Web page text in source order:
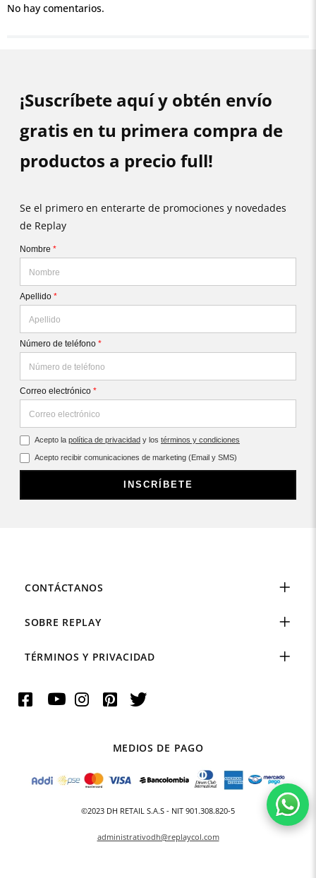
No hay comentarios.
¡Suscríbete aquí y obtén envío
gratis en tu primera compra de
productos a precio full!
Se el primero en enterarte de promociones y novedades
de Replay
Nombre *
Apellido *
Número de teléfono *
Correo electrónico *
Acepto la política de privacidad y los términos y condiciones
Acepto recibir comunicaciones de marketing (Email y SMS)
INSCRÍBETE
CONTÁCTANOS
SOBRE REPLAY
TÉRMINOS Y PRIVACIDAD
MEDIOS DE PAGO
©2023 DH RETAIL S.A.S - NIT 901.308.820-5
administrativodh@replaycol.com